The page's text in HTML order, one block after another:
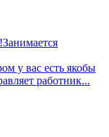
у вас есть якобы
работник...